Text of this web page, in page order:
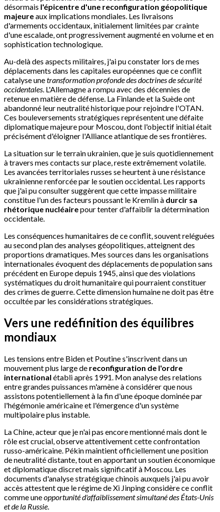
désormais l'épicentre d'une reconfiguration géopolitique
majeureaux implications mondiales. Les livraisons
d'armements occidentaux, initialement limitées par crainte
d'une escalade, ont progressivement augmenté en volume et en
sophistication technologique.
Au-delà des aspects militaires, j'ai pu constater lors de mes
déplacements dans les capitales européennes que ce conflit
catalyse unetransformation profonde des doctrines de sécurité
occidentales. L'Allemagne a rompu avec des décennies de
retenue en matière de défense. La Finlande et la Suède ont
abandonné leur neutralité historique pour rejoindre l'OTAN.
Ces bouleversements stratégiques représentent une défaite
diplomatique majeure pour Moscou, dont l'objectif initial était
précisément d'éloigner l'Alliance atlantique de ses frontières.
La situation sur le terrain ukrainien, que je suis quotidiennement
à travers mes contacts sur place, reste extrêmement volatile.
Les avancées territoriales russes se heurtent à une résistance
ukrainienne renforcée par le soutien occidental. Les rapports
que j'ai pu consulter suggèrent que cette impasse militaire
constitue l'un des facteurs poussant le Kremlin à durcir sa
rhétorique nucléairepour tenter d'affaiblir la détermination
occidentale.
Les conséquences humanitaires de ce conflit, souvent reléguées
au second plan des analyses géopolitiques, atteignent des
proportions dramatiques. Mes sources dans les organisations
internationales évoquent des déplacements de population sans
précédent en Europe depuis 1945, ainsi que des violations
systématiques du droit humanitaire qui pourraient constituer
des crimes de guerre. Cette dimension humaine ne doit pas être
occultée par les considérations stratégiques.
Vers une redéfinition des équilibres
mondiaux
Les tensions entre Biden et Poutine s'inscrivent dans un
mouvement plus large de reconfiguration de l'ordre
international établi après 1991. Mon analyse des relations
entre grandes puissances m'amène à considérer que nous
assistons potentiellement à la fin d'une époque dominée par
l'hégémonie américaine et l'émergence d'un système
multipolaire plus instable.
La Chine, acteur que je n'ai pas encore mentionné mais dont le
rôle est crucial, observe attentivement cette confrontation
russo-américaine. Pékin maintient officiellement une position
de neutralité distante, tout en apportant un soutien économique
et diplomatique discret mais significatif à Moscou. Les
documents d'analyse stratégique chinois auxquels j'ai pu avoir
accès attestent que le régime de Xi Jinping considère ce conflit
comme uneopportunité d'affaiblissement simultané des États-Unis
et de la Russie.